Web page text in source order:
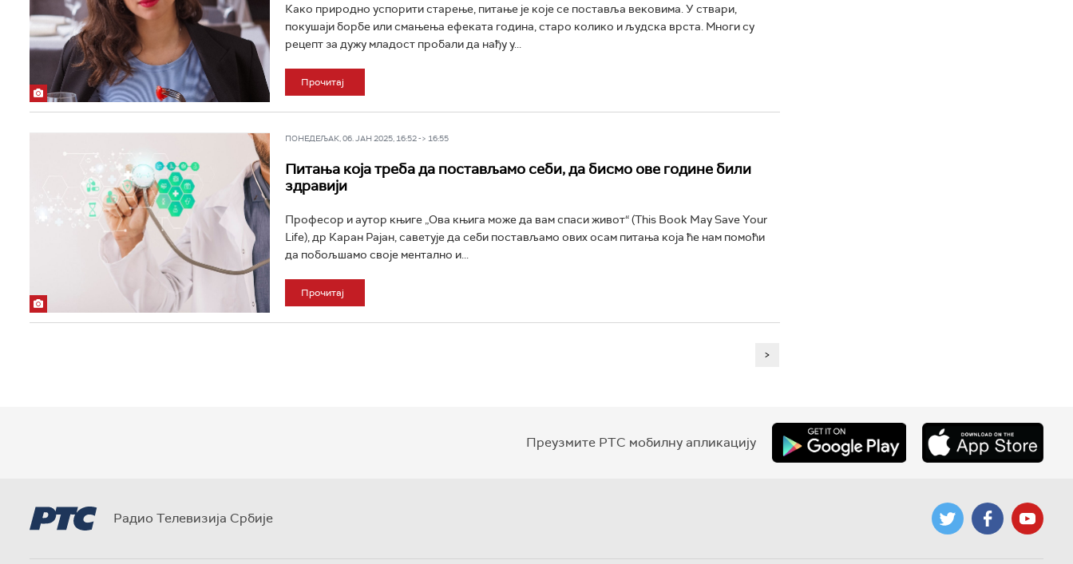
Како природно успорити старење, питање је које се поставља вековима. У ствари,
покушаји борбе или смањења ефеката година, старо колико и људска врста. Многи су
рецепт за дужу младост пробали да нађу у...
Прочитај
ПОНЕДЕЉАК, 06. ЈАН 2025, 16:52 -> 16:55
Питања која треба да постављамо себи, да бисмо ове године били
здравији
Професор и аутор књиге „Ова књига може да вам спаси живот“ (This Book May Save Your
Life), др Каран Рајан, саветује да себи постављамо ових осам питања која ће нам помоћи
да побољшамо своје ментално и...
Прочитај
>
Преузмите РТС мобилну апликацију
Радио Телевизија Србије